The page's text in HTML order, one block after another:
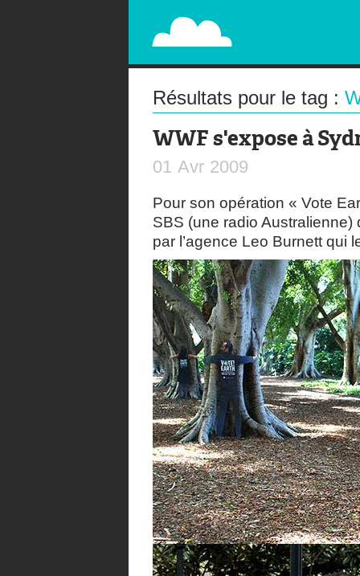
PAPERPLANE
STREET, AMBIENT, GUÉRILLA MARKETING
Résultats pour le tag :
WWF s'expose à
01 Avr 2009
Pour son opération « Vote
SBS (une radio
par l’agence Leo Burnett qui